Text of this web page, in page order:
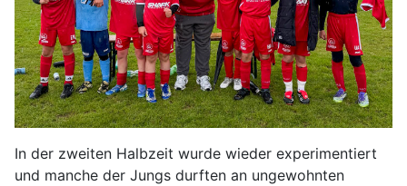
In der zweiten Halbzeit wurde wieder experimentiert
und manche der Jungs durften an ungewohnten